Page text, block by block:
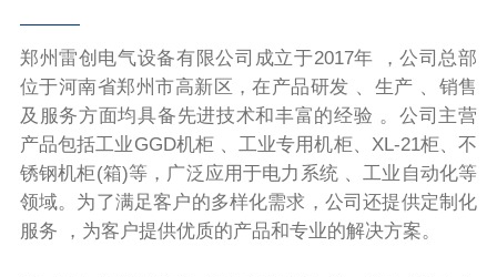
郑州雷创电气设备有限公司成立于2017年 ，公司总部
位于河南省郑州市高新区，在产品研发 、生产 、销售
及服务方面均具备先进技术和丰富的经验 。公司主营
产品包括工业GGD机柜 、工业专用机柜、XL-21柜、不
锈钢机柜(箱)等，广泛应用于电力系统 、工业自动化等
领域。为了满足客户的多样化需求，公司还提供定制化
服务 ，为客户提供优质的产品和专业的解决方案。